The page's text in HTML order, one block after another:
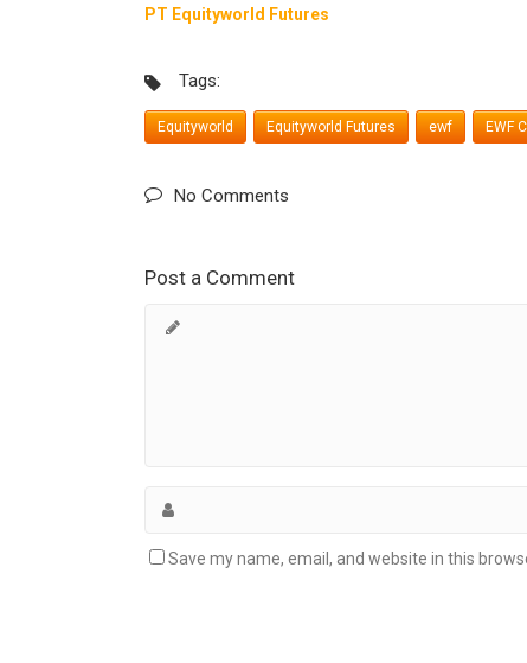
PT Equityworld Futures
Tags:
Equityworld Equityworld Futures ewf EWF
No Comments
Post a Comment
Save my name, email, and website in this